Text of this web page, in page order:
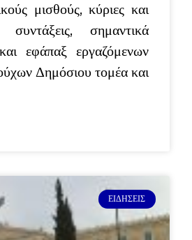
μισθούς, κύριες και
συντάξεις, σημαντικά
εφάπαξ εργαζόμενων
Δημόσιου τομέα και
ΕΙΔΉΣΕΙΣ